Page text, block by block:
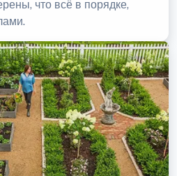
что всё в порядке,